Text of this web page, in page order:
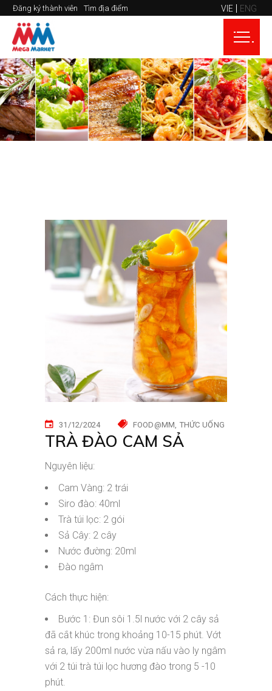
Đăng ký thành viên Tìm địa điểm VIE ENG
31/12/2024 FOOD@MM THỨC UỐNG
TRÀ ĐÀO CAM SẢ
Nguyên liệu:
Cam Vàng: 2 trái
Siro đào: 40ml
Trà túi lọc: 2 gói
Sả Cây: 2 cây
Nước đường: 20ml
Đào ngâm
Cách thực hiện:
Bước 1: Đun sôi 1.5l nước với 2 cây sả
đã cắt khúc trong khoảng 10-15 phút. Vớt
sả ra, lấy 200ml nước vừa nấu vào ly ngâm
với 2 túi trà túi lọc hương đào trong 5 -10
phút.